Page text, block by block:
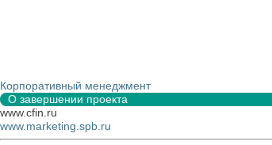
Корпоративный менеджмент
О завершении проекта
www.cfin.ru
www.marketing.spb.ru